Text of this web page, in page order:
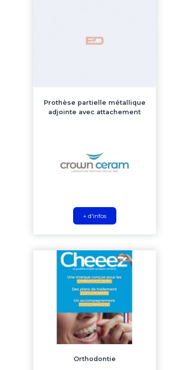
Prothèse partielle métallique
adjointe avec attachement
+ d'infos
Orthodontie